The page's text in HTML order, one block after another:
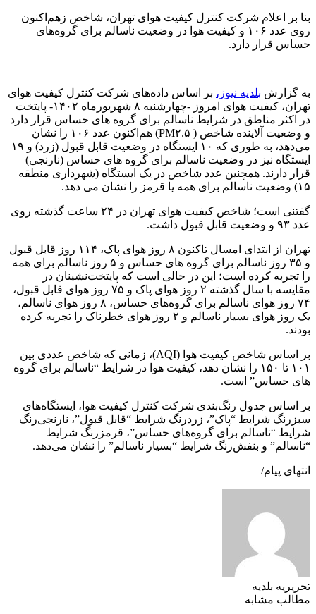
بنا بر اعلام شرکت کنترل کیفیت هوای تهران، شاخص زهم‌اکنون
روی عدد ۱۰۶ و کیفیت هوا در وضعیت ناسالم برای گروه‌های
حساس قرار دارد.
به گزارش بلدیه نیوز، بر اساس داده‌های شرکت کنترل کیفیت هوای
تهران، کیفیت هوای امروز -چهارشنبه ۸ شهریورماه ۱۴۰۲- پایتخت
در اکثر مناطق در شرایط ناسالم برای گروه های حساس قرار دارد
و وضعیت آلاینده شاخص ( PM۲.۵) هم‌اکنون عدد ۱۰۶ را نشان
می‌دهد، به طوری که ۱۰ ایستگاه در وضعیت قابل قبول (زرد) و ۱۹
ایستگاه نیز در وضعیت ناسالم برای گروه های حساس (نارنجی)
قرار دارند. همچنین عدد شاخص در یک ایستگاه (شهرداری منطقه
۱۵) وضعیت ناسالم برای همه یا قرمز را نشان می دهد.
گفتنی است؛ شاخص کیفیت هوای تهران در ۲۴ ساعت گذشته روی
عدد ۹۳ و وضعیت قابل قبول داشت.
تهران از ابتدای امسال تاکنون ۸ روز هوای پاک، ۱۱۴ روز قابل قبول
و ۳۵ روز ناسالم برای گروه های حساس و ۵ روز ناسالم برای همه
را تجربه کرده است؛ این در حالی است که پایتخت‌نشینان در
مقایسه با سال گذشته ۲ روز هوای پاک و ۷۵ روز هوای قابل قبول،
۷۴ روز هوای ناسالم برای گروه‌های حساس، ۸ روز هوای ناسالم،
یک روز هوای بسیار ناسالم و ۲ روز هوای خطرناک را تجربه کرده
بودند.
بر اساس شاخص کیفیت هوا (AQI)، زمانی که شاخص عددی بین
۱۰۱ تا ۱۵۰ را نشان دهد، کیفیت هوا در شرایط “ناسالم برای گروه
های حساس” است.‌
بر اساس جدول رنگ‌بندی شرکت کنترل کیفیت هوا، ایستگاه‌های
سبزرنگ شرایط “پاک”، زردرنگ شرایط “قابل قبول”، نارنجی‌رنگ
شرایط “ناسالم برای گروه‌های حساس”، قرمزرنگ شرایط
“ناسالم” و بنفش‌رنگ شرایط “بسیار ناسالم” را نشان می‌دهد.
انتهای پیام/
تحریریه بلدیه
مطالب مشابه